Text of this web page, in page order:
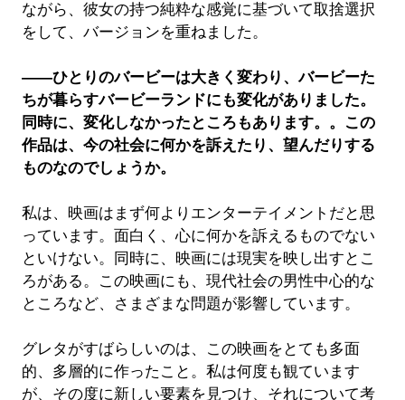
ながら、彼女の持つ純粋な感覚に基づいて取捨選択
をして、バージョンを重ねました。
――ひとりのバービーは大きく変わり、バービーた
ちが暮らすバービーランドにも変化がありました。
同時に、変化しなかったところもあります。。この
作品は、今の社会に何かを訴えたり、望んだりする
ものなのでしょうか。
私は、映画はまず何よりエンターテイメントだと思
っています。面白く、心に何かを訴えるものでない
といけない。同時に、映画には現実を映し出すとこ
ろがある。この映画にも、現代社会の男性中心的な
ところなど、さまざまな問題が影響しています。
グレタがすばらしいのは、この映画をとても多面
的、多層的に作ったこと。私は何度も観ています
が、その度に新しい要素を見つけ、それについて考